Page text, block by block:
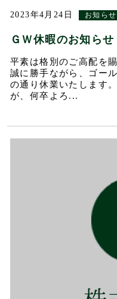
2023年4月24日 お知らせ
ＧＷ休暇のお知らせ
平素は格別のご高配を
誠に勝手ながら、ゴー
の通り休業いたします
が、何卒よろ...